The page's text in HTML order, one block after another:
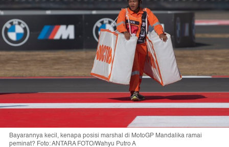
Bayarannya kecil, kenapa posisi marshal di MotoGP Mandalika ramai
peminat? Foto: ANTARA FOTO/Wahyu Putro A